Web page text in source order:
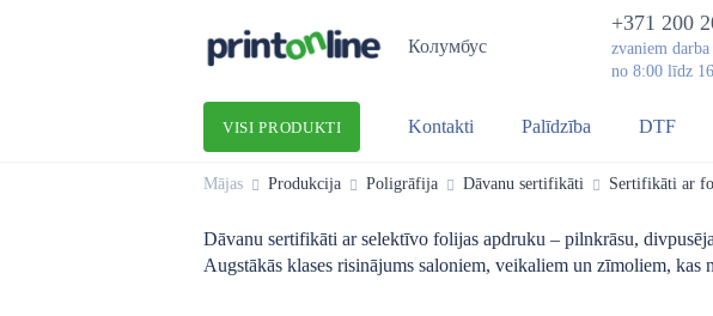
Колумбус
+371 200
zvaniem
no 8:00 līdz
VISI PRODUKTI Kontakti Palīdzība DTF
Mājas Produkcija Poligrāfija Dāvanu sertifikāti Sertifikāti ar
Dāvanu sertifikāti ar selektīvo folijas apdruku – pilnkrāsu,
Augstākās klases risinājums saloniem, veikaliem un zīmoliem, kas